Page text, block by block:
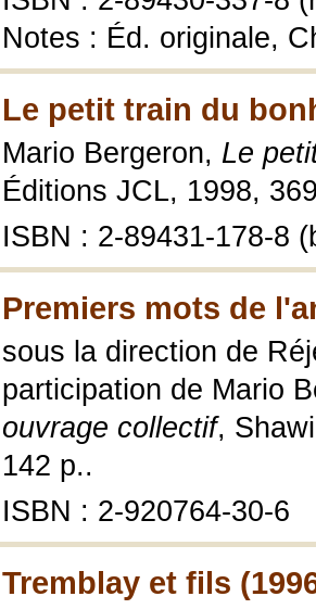
Notes : Éd. originale,
Le petit train du
Mario Bergeron, Le
Éditions JCL, 1998,
ISBN : 2-89431-178-8
Premiers mots de
sous la direction de
participation de Mario
ouvrage collectif,
142 p..
ISBN : 2-920764-30-6
Tremblay et fils